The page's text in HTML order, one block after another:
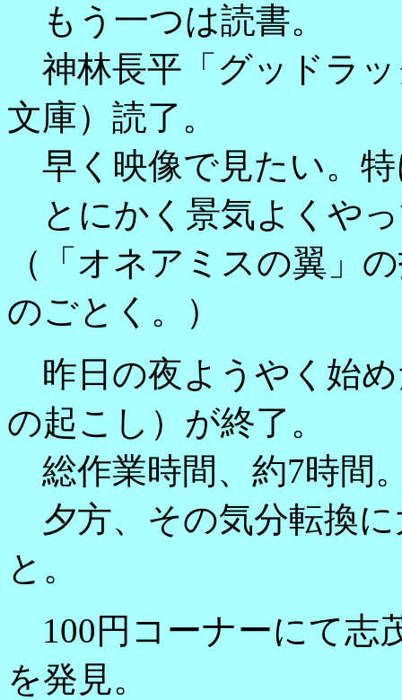
もう一つは読書。
神林長平「グッドラ
文庫）読了。
早く映像で見たい。特
とにかく景気よくや
（「オネアミスの翼」
のごとく。）
昨日の夜ようやく始
の起こし）が終了。
総作業時間、約7時間
夕方、その気分転換
と。
100円コーナーにて志
を発見。